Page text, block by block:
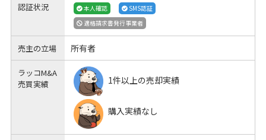
認証状況 本人確認
SMS認証
適格請求書発行事業者
売主の立場 所有者
ラッコM&A
売買実績
1件以上の売却実績
購入実績なし